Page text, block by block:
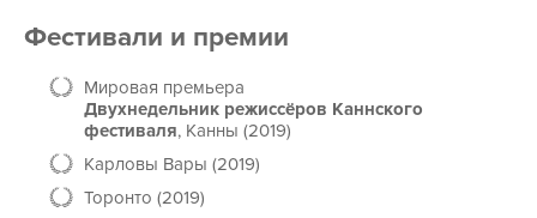
Фестивали и премии
Мировая премьера
Двухнедельник режиссёров Каннского
фестиваля, Канны (2019)
Карловы Вары (2019)
Торонто (2019)